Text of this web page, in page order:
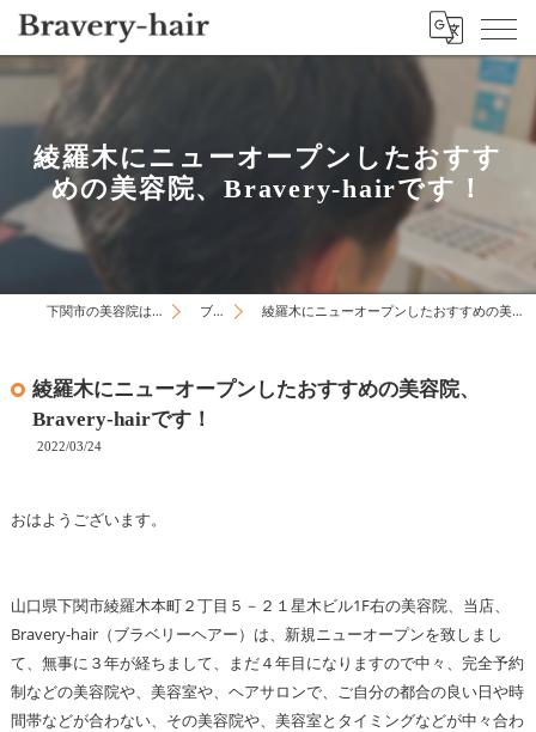
綾羅木にニューオープンしたおすす
めの美容院、Bravery-hairです！
下関市の美容院はBravery-hair ブログ 綾羅木にニューオープンしたおすすめの美容院、Bravery-hairです！
綾羅木にニューオープンしたおすすめの美容院、
Bravery-hairです！
2022/03/24
おはようございます。
山口県下関市綾羅木本町２丁目５－２１星木ビル1F右の美容院、当店、
Bravery-hair（ブラベリーヘアー）は、新規ニューオープンを致しまし
て、無事に３年が経ちまして、まだ４年目になりますので中々、完全予約
制などの美容院や、美容室や、ヘアサロンで、ご自分の都合の良い日や時
間帯などが合わない、その美容院や、美容室とタイミングなどが中々合わ